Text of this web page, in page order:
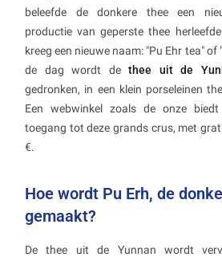
beleefde de donkere thee een
productie van geperste thee
kreeg een nieuwe naam: "Pu Ehr tea" of
de dag wordt de thee uit de
gedronken, in een klein porseleinen
Een webwinkel zoals de onze biedt
toegang tot deze grands crus, met
€.
Hoe wordt Pu Erh, de
gemaakt?
De thee uit de Yunnan wordt